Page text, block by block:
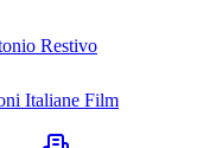
Restivo
Italiane Film